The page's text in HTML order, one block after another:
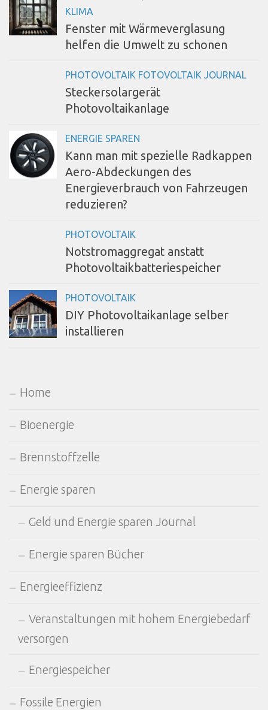
KLIMA
Fenster mit Wärmeverglasung
helfen die Umwelt zu schonen
PHOTOVOLTAIK FOTOVOLTAIK JOURNAL
Steckersolargerät
Photovoltaikanlage
ENERGIE SPAREN
Kann man mit spezielle Radkappen
Aero-Abdeckungen des
Energieverbrauch von Fahrzeugen
reduzieren?
PHOTOVOLTAIK
Notstromaggregat anstatt
Photovoltaikbatteriespeicher
PHOTOVOLTAIK
DIY Photovoltaikanlage selber
installieren
Home
Bioenergie
Brennstoffzelle
Energie sparen
Geld und Energie sparen Journal
Energie sparen Bücher
Energieeffizienz
Veranstaltungen mit hohem Energiebedarf
versorgen
Energiespeicher
Fossile Energien